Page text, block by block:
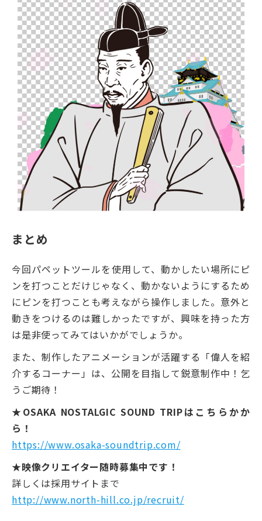
まとめ
今回パペットツールを使用して、動かしたい場所にピ
ンを打つことだけじゃなく、動かないようにするため
にピンを打つことも考えながら操作しました。意外と
動きをつけるのは難しかったですが、興味を持った方
は是非使ってみてはいかがでしょうか。
また、制作したアニメーションが活躍する「偉人を紹
介するコーナー」は、公開を目指して鋭意制作中！乞
うご期待！
★OSAKA NOSTALGIC SOUND TRIPはこちらかか
ら！
https://www.osaka-soundtrip.com/
★映像クリエイター随時募集中です！
詳しくは採用サイトまで
http://www.north-hill.co.jp/recruit/